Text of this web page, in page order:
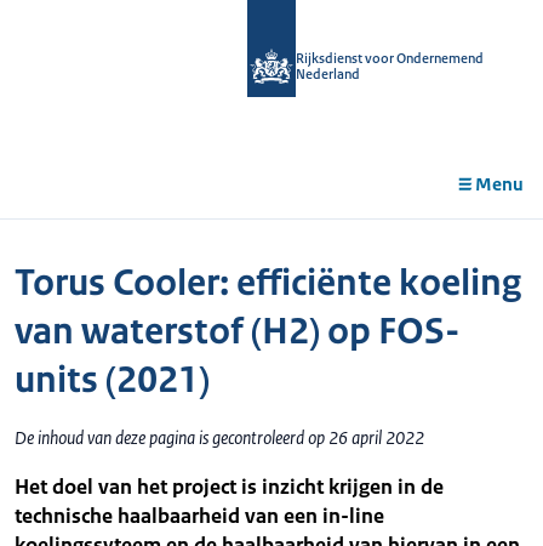
Rijksdienst voor Ondernemend
Nederland
Menu
Torus Cooler: efficiënte koeling
van waterstof (H2) op FOS-
units (2021)
De inhoud van deze pagina is gecontroleerd op 26 april 2022
Het doel van het project is inzicht krijgen in de
technische haalbaarheid van een in-line